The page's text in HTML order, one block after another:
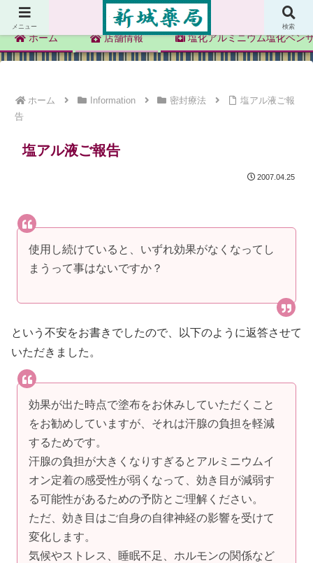
新城薬局
ホーム 店舗情報 塩化アルミニウム塩化ベン
ホーム Information 密封療法
塩アル液ご報
告
塩アル液ご報告
2007.04.25
使用し続けていると、いずれ効果がなくなってし
まうって事はないですか？
という不安をお書きでしたので、以下のように返答させて
いただきました。
効果が出た時点で塗布をお休みしていただくこと
をお勧めしていますが、それは汗腺の負担を軽減
するためです。
汗腺の負担が大きくなりすぎるとアルミニウムイ
オン定着の感受性が弱くなって、効き目が減弱す
る可能性があるための予防とご理解ください。
ただ、効き目はご自身の自律神経の影響を受けて
変化します。
気候やストレス、睡眠不足、ホルモンの関係など
メニュー 検索